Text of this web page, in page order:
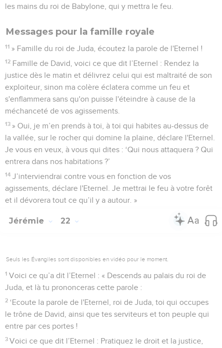
les mains du roi de Babylone, qui y mettra le feu.
Messages pour la famille royale
11 » Famille du roi de Juda, écoutez la parole de l'Eternel !
12 Famille de David, voici ce que dit l’Eternel : Rendez la
justice dès le matin et délivrez celui qui est maltraité de son
exploiteur, sinon ma colère éclatera comme un feu et
s'enflammera sans qu'on puisse l'éteindre à cause de la
méchanceté de vos agissements.
13 » Oui, je m’en prends à toi, à toi qui habites au-dessus de
la vallée, sur le rocher qui domine la plaine, déclare l'Eternel.
Je vous en veux, à vous qui dites : ‘Qui nous attaquera ? Qui
entrera dans nos habitations ?’
14 J’interviendrai contre vous en fonction de vos
agissements, déclare l'Eternel. Je mettrai le feu à votre forêt
et il dévorera tout ce qu’il y a autour. »
Jérémie 22
Seuls les Évangiles sont disponibles en vidéo pour le moment.
1 Voici ce qu’a dit l’Eternel : « Descends au palais du roi de
Juda, et là tu prononceras cette parole :
2 ‘Ecoute la parole de l'Eternel, roi de Juda, toi qui occupes
le trône de David, ainsi que tes serviteurs et ton peuple qui
entre par ces portes !
3 Voici ce que dit l’Eternel : Pratiquez le droit et la justice,